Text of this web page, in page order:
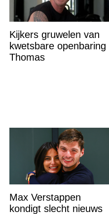
Kijkers gruwelen van
kwetsbare openbaring
Thomas
Max Verstappen
kondigt slecht nieuws